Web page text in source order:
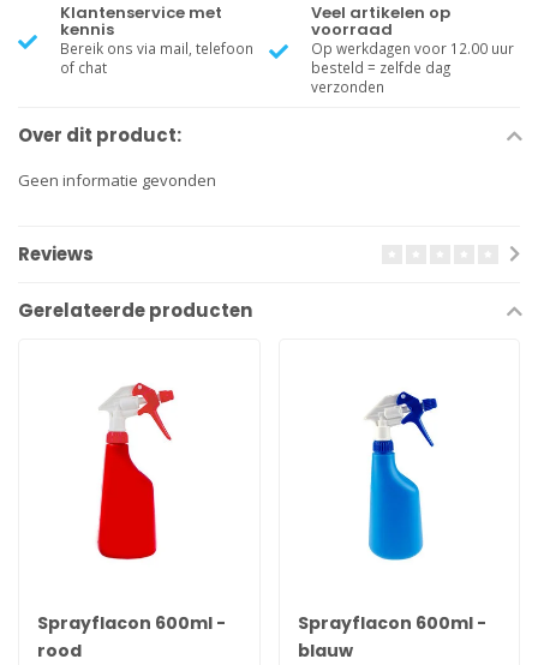
Klantenservice met
kennis
Bereik ons via mail, telefoon
of chat
Veel artikelen op
voorraad
Op werkdagen voor 12.00 uur
besteld = zelfde dag
verzonden
Over dit product:
Geen informatie gevonden
Reviews
Gerelateerde producten
Sprayflacon 600ml -
rood
Sprayflacon 600ml -
blauw